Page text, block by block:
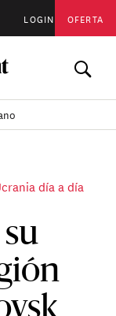
LOGIN OFERTA
día a día